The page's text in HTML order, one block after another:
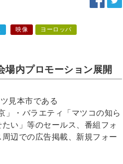
映像 ヨーロッパ
内プロモーション展開
見本市である
」・バラエティ「マツコの知ら
い」等のセールス、番組フォ
辺での広告掲載、新規フォー